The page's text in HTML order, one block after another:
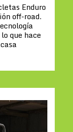
Enduro
off-road.
que hace